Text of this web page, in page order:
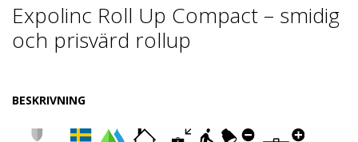
Expolinc Roll Up Compact – smidig
och prisvärd rollup
BESKRIVNING